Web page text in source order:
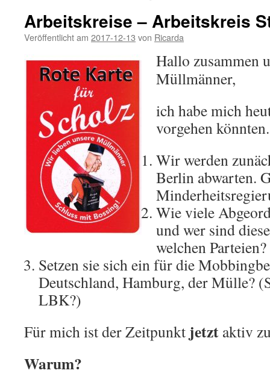
Arbeitskreise – Arbeitskreis
Veröffentlicht am 2017-12-13 von Ricarda
Hallo zusammen
Müllmänner,
ich habe mich
vorgehen
Wir werden
Berlin abwarten.
Wie viele
und wer sind
welchen Parteien?
Setzen sie sich ein für die
Deutschland, Hamburg, der Mülle?
LBK?)
Für mich ist der Zeitpunkt jetzt aktiv
Warum?